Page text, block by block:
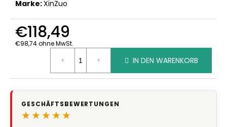
Marke:XinZuo
€118,49
€98,74 ohne MwSt.
IN DEN WARENKORB
GESCHÄFTSBEWERTUNGEN
★★★★★